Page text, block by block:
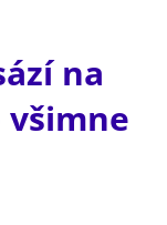
na